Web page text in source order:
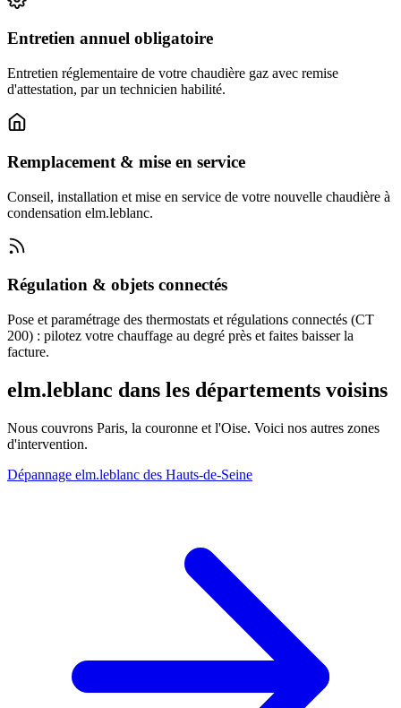
Entretien annuel obligatoire
Entretien réglementaire de votre chaudière gaz avec remise
d'attestation, par un technicien habilité.
Remplacement & mise en service
Conseil, installation et mise en service de votre nouvelle chaudière à
condensation elm.leblanc.
Régulation & objets connectés
Pose et paramétrage des thermostats et régulations connectés (CT
200) : pilotez votre chauffage au degré près et faites baisser la
facture.
elm.leblanc dans les départements voisins
Nous couvrons Paris, la couronne et l'Oise. Voici nos autres zones
d'intervention.
Dépannage elm.leblanc des Hauts-de-Seine